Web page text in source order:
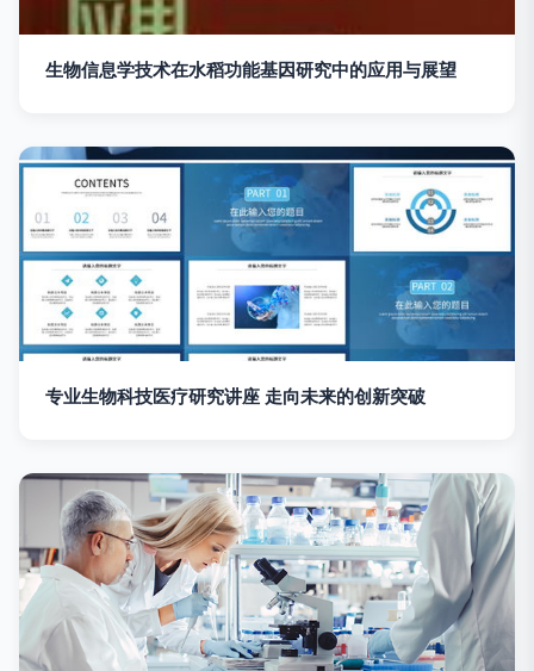
生物信息学技术在水稻功能基因研究中的应用与展望
专业生物科技医疗研究讲座 走向未来的创新突破